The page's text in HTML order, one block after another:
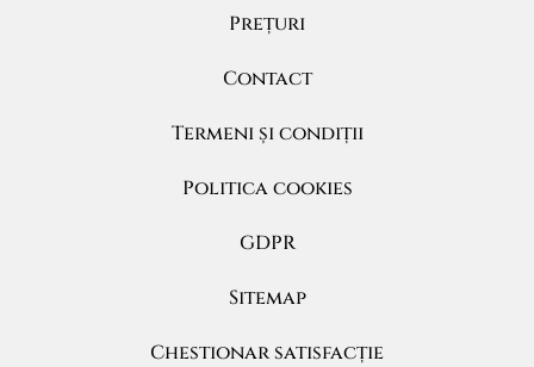
Prețuri
Contact
Termeni și condiții
Politica cookies
GDPR
Sitemap
Chestionar satisfacție